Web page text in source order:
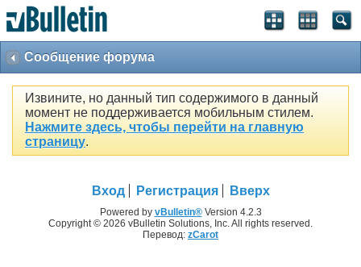
Сообщение форума
Извините, но данный тип содержимого в данный
момент не поддерживается мобильным стилем.
Нажмите здесь, чтобы перейти на главную
страницу.
Вход Регистрация Вверх
Powered by vBulletin®Version 4.2.3
Copyright © 2026 vBulletin Solutions, Inc. All rights reserved.
Перевод: zCarot